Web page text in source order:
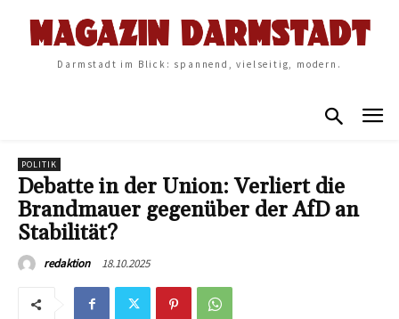
Darmstadt im Blick: spannend, vielseitig, modern.
POLITIK
Debatte in der Union: Verliert die
Brandmauer gegenüber der AfD an
Stabilität?
redaktion 18.10.2025